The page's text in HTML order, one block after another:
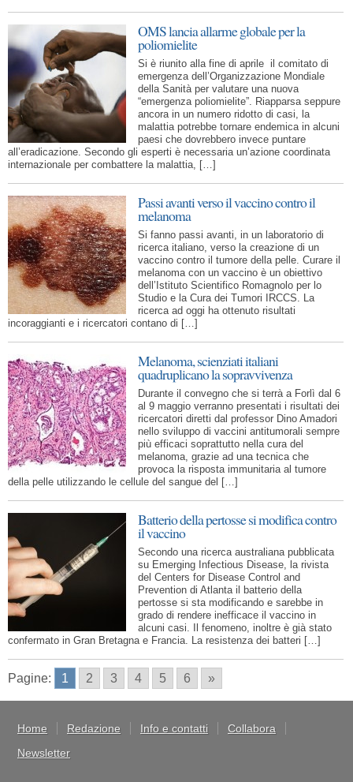
OMS lancia allarme globale per la
poliomielite
Si è riunito alla fine di aprile il comitato di
emergenza dell’Organizzazione Mondiale
della Sanità per valutare una nuova
“emergenza poliomielite”. Riapparsa seppure
ancora in un numero ridotto di casi, la
malattia potrebbe tornare endemica in alcuni
paesi che dovrebbero invece puntare
all’eradicazione. Secondo gli esperti è necessaria un’azione coordinata
internazionale per combattere la malattia, […]
Passi avanti verso il vaccino contro il
melanoma
Si fanno passi avanti, in un laboratorio di
ricerca italiano, verso la creazione di un
vaccino contro il tumore della pelle. Curare il
melanoma con un vaccino è un obiettivo
dell’Istituto Scientifico Romagnolo per lo
Studio e la Cura dei Tumori IRCCS. La
ricerca ad oggi ha ottenuto risultati
incoraggianti e i ricercatori contano di […]
Melanoma, scienziati italiani
quadruplicano la sopravvivenza
Durante il convegno che si terrà a Forlì dal 6
al 9 maggio verranno presentati i risultati dei
ricercatori diretti dal professor Dino Amadori
nello sviluppo di vaccini antitumorali sempre
più efficaci soprattutto nella cura del
melanoma, grazie ad una tecnica che
provoca la risposta immunitaria al tumore
della pelle utilizzando le cellule del sangue del […]
Batterio della pertosse si modifica contro
il vaccino
Secondo una ricerca australiana pubblicata
su Emerging Infectious Disease, la rivista
del Centers for Disease Control and
Prevention di Atlanta il batterio della
pertosse si sta modificando e sarebbe in
grado di rendere inefficace il vaccino in
alcuni casi. Il fenomeno, inoltre è già stato
confermato in Gran Bretagna e Francia. La resistenza dei batteri […]
Pagine: 1 2 3 4 5 6 »
Home Redazione Info e contatti
Collabora
Newsletter